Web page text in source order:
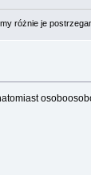
różnie je